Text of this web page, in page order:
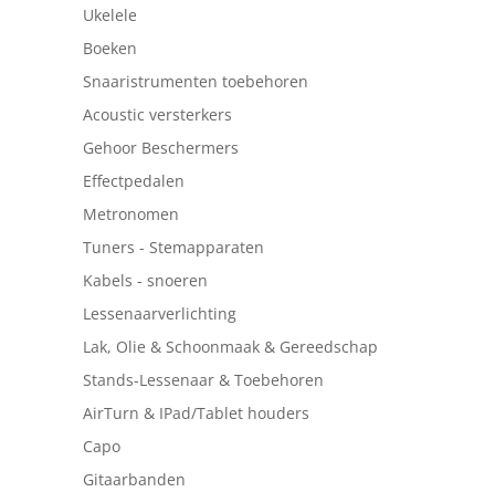
Ukelele
Boeken
Snaaristrumenten toebehoren
Acoustic versterkers
Gehoor Beschermers
Effectpedalen
Metronomen
Tuners - Stemapparaten
Kabels - snoeren
Lessenaarverlichting
Lak, Olie & Schoonmaak & Gereedschap
Stands-Lessenaar & Toebehoren
AirTurn & IPad/Tablet houders
Capo
Gitaarbanden